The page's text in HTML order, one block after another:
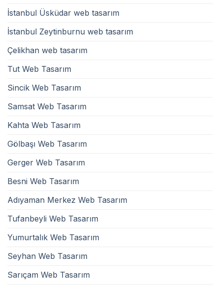
İstanbul Üsküdar web tasarım
İstanbul Zeytinburnu web tasarım
Çelikhan web tasarım
Tut Web Tasarım
Sincik Web Tasarım
Samsat Web Tasarım
Kahta Web Tasarım
Gölbaşı Web Tasarım
Gerger Web Tasarım
Besni Web Tasarım
Adıyaman Merkez Web Tasarım
Tufanbeyli Web Tasarım
Yumurtalık Web Tasarım
Seyhan Web Tasarım
Sarıçam Web Tasarım